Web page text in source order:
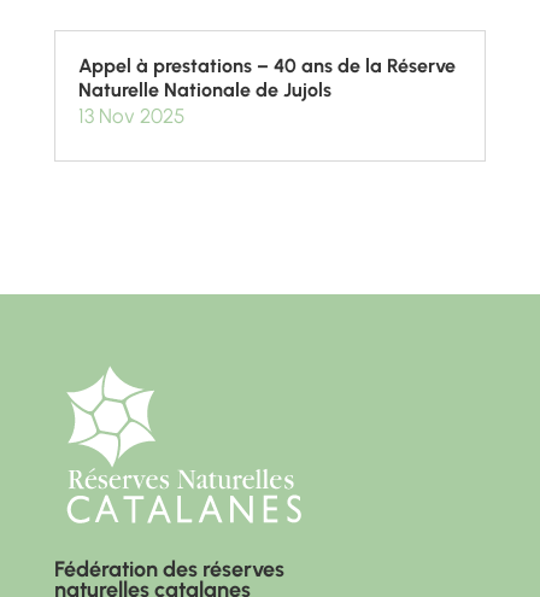
Appel à prestations – 40 ans de la Réserve
Naturelle Nationale de Jujols
13 Nov 2025
Fédération des réserves
naturelles catalanes